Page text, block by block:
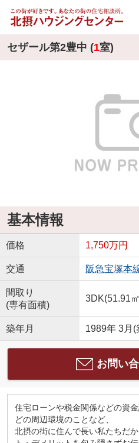
セザール第2豊中 (1室)
基本情報
価格 1,750万円
交通 阪急宝塚本
間取り
(専有面積)
3DK(51.91
築年月 1989年 3月(
お問い
住宅ローンや税金関係などの資
どの周辺環境のことなど、
北摂の街に住んで長い私たちだ